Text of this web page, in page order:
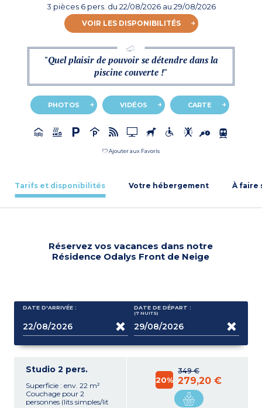
3 pièces 6 pers. du 22/08/2026au 29/08/2026
VOIR LES DISPONIBILITÉS
"Quel plaisir de pouvoir se détendre dans la
piscine couverte !"
PHOTOS VIDÉOS CARTE
Ajouter aux Favoris
Tarifs et disponibilités Votre hébergement À faire
Réservez vos vacances dans notre
Résidence Odalys Front de Neige
DATE D'ARRIVÉE : DATE DE DÉPART :
(7 NUITS)
Studio 2 pers.
Superficie : env. 22 m²
Couchage pour 2
personnes (lits simples/lit
349 €
20% 279,20 €